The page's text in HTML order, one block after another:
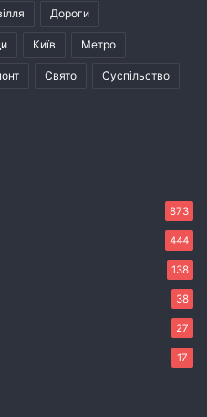
Дороги
Київ Метро
Свято Суспільство
873
444
138
38
27
17